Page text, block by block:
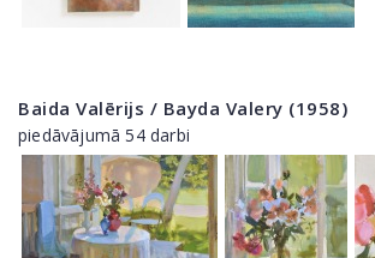
Baida Valērijs / Bayda Valery (1958)
piedāvājumā 54 darbi